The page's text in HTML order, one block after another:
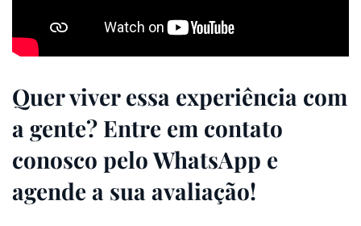
Quer viver essa experiência com
a gente? Entre em contato
conosco pelo WhatsApp e
agende a sua avaliação!